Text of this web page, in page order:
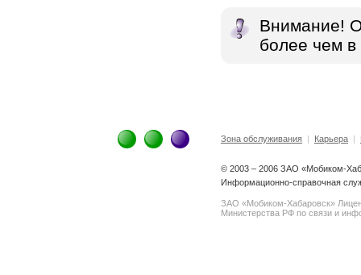
Внимание!
более чем в
Зона обслуживания| Карьера|
© 2003 – 2006 ЗАО «Мобиком-
Информационно-справочная
ЗАО «Мобиком-Хабаровск»
Министерства РФ по связи и